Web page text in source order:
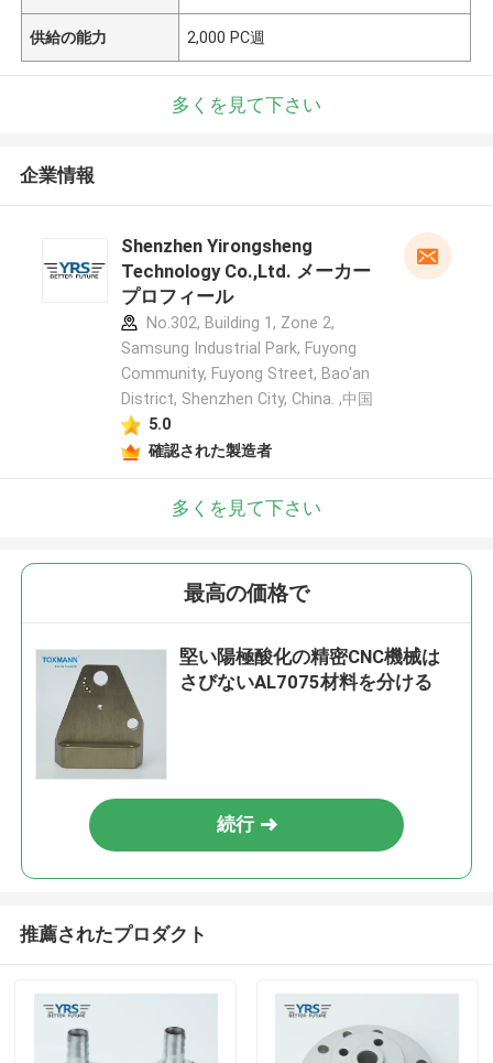
供給の能力 2,000 PC週
多くを見て下さい
企業情報
Shenzhen Yirongsheng
Technology Co.,Ltd. メーカー
プロフィール
No.302, Building 1, Zone 2,
Samsung Industrial Park, Fuyong
Community, Fuyong Street, Bao'an
District, Shenzhen City, China. ,中国
5.0
確認された製造者
多くを見て下さい
最高の価格で
堅い陽極酸化の精密CNC機械は
さびないAL7075材料を分ける
続行
推薦されたプロダクト